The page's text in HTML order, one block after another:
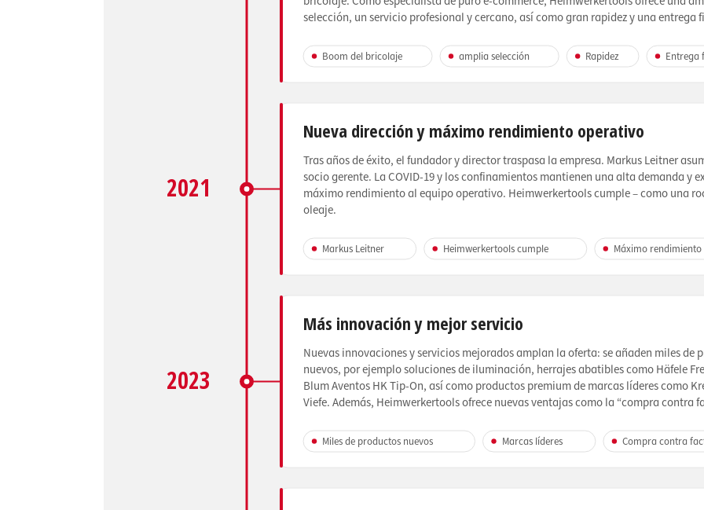
selección, un servicio profesional y cercano, así como gran rapidez y una entrega
Boom del bricolaje amplia selección Rapidez Entrega
2021
Nueva dirección y máximo rendimiento operativo
Tras años de éxito, el fundador y director traspasa la empresa. Markus Leitner
socio gerente. La COVID-19 y los confinamientos mantienen una alta demanda y
máximo rendimiento al equipo operativo. Heimwerkertools cumple – como una
oleaje.
Markus Leitner Heimwerkertools cumple Máximo rendimiento
2023
Más innovación y mejor servicio
Nuevas innovaciones y servicios mejorados amplan la oferta: se añaden miles de
nuevos, por ejemplo soluciones de iluminación, herrajes abatibles como Häfele
Blum Aventos HK Tip-On, así como productos premium de marcas líderes como
Viefe. Además, Heimwerkertools ofrece nuevas ventajas como la “compra contra
Miles de productos nuevos Marcas líderes Compra contra